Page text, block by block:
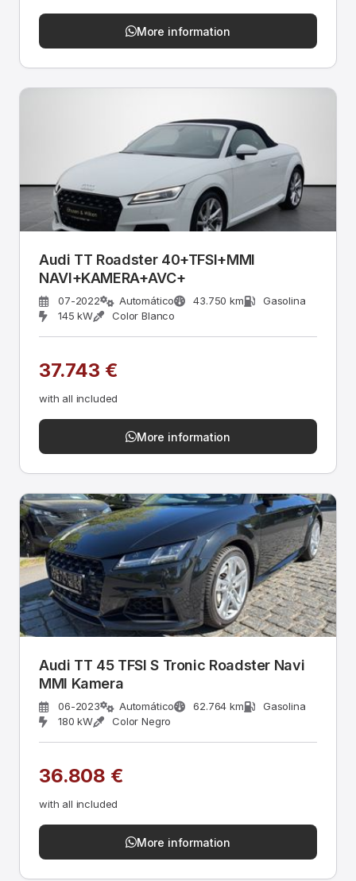
More information
Audi TT Roadster 40+TFSI+MMI
NAVI+KAMERA+AVC+
07-2022 Automático 43.750 km
Gasolina
145 kW
Color Blanco
37.743 €
with all included
More information
Audi TT 45 TFSI S Tronic Roadster Navi
MMI Kamera
06-2023 Automático 62.764 km
Gasolina
180 kW
Color Negro
36.808 €
with all included
More information